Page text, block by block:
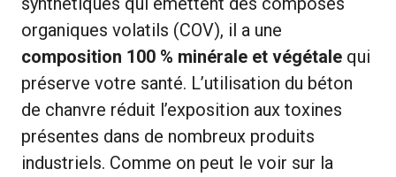
organiques volatils (COV), il a une
composition 100 % minérale et végétale qui
préserve votre santé. L’utilisation du béton
de chanvre réduit l’exposition aux toxines
présentes dans de nombreux produits
industriels. Comme on peut le voir sur la